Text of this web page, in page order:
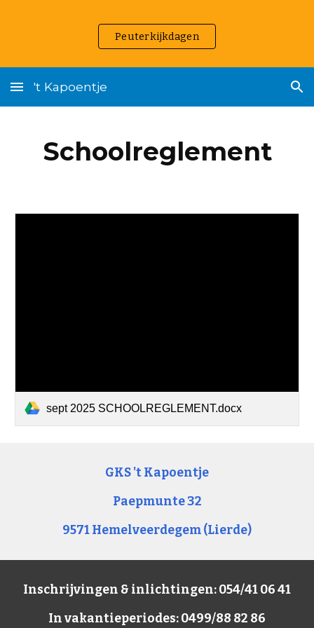
Skip to main content
Skip to navigation
Peuterkijkdagen
't Kapoentje
Schoolreglement
sept 2025 SCHOOLREGLEMENT.docx
GKS 't Kapoentje
Paepmunte 32
9571 Hemelveerdegem (Lierde)
Inschrijvingen & inlichtingen: 054/41 06 41
In vakantieperiodes: 0499/88 82 86